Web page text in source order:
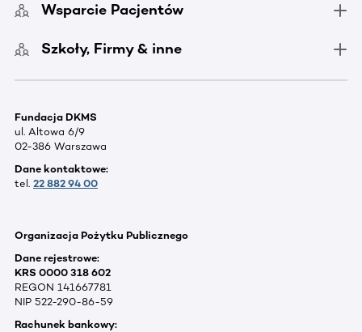
Wsparcie Pacjentów
Szkoły, Firmy & inne
Fundacja DKMS
ul. Altowa 6/9
02-386 Warszawa
Dane kontaktowe:
tel. 22 882 94 00
Organizacja Pożytku Publicznego
Dane rejestrowe:
KRS 0000 318 602
REGON 141667781
NIP 522-290-86-59
Rachunek bankowy: